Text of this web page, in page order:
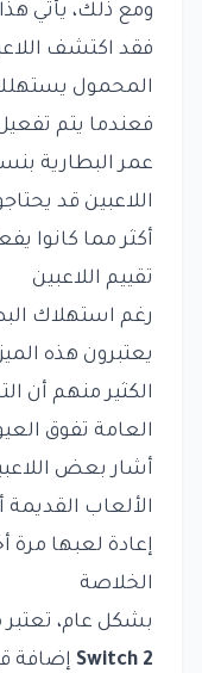
ومع ذلك، يأتي
فقد اكتشف
المحمول
فعندما يتم
عمر البطارية
اللاعبين قد
أكثر مما كانوا
تقييم اللاعبين
رغم استهلاك
يعتبرون هذه
الكثير منهم أن
العامة تفوق
أشار بعض
الألعاب القديمة
إعادة لعبها مرة
الخلاصة
بشكل عام،
Switch 2 إضافة